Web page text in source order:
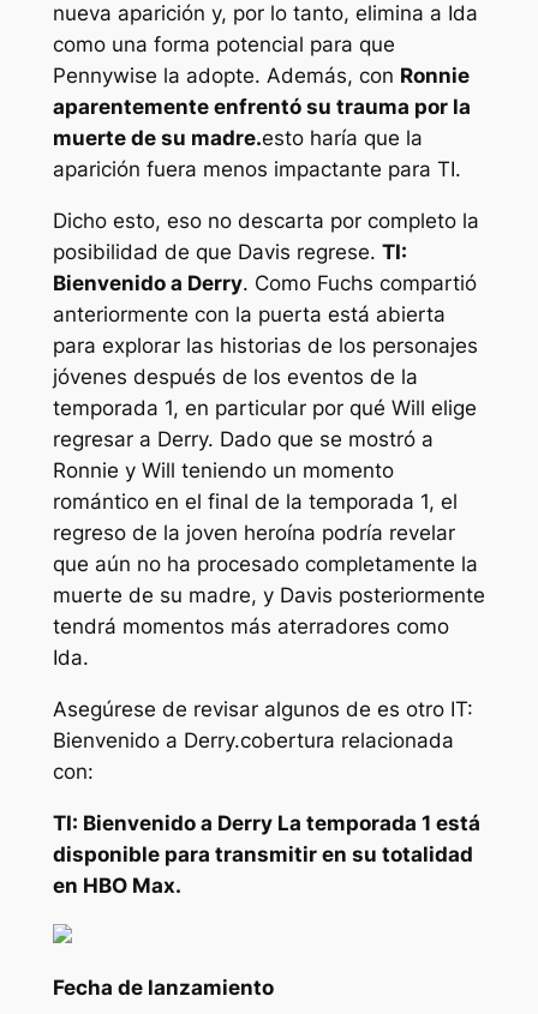
nueva aparición y, por lo tanto, elimina a Ida
como una forma potencial para que
Pennywise la adopte. Además, con Ronnie
aparentemente enfrentó su trauma por la
muerte de su madre.esto haría que la
aparición fuera menos impactante para TI.
Dicho esto, eso no descarta por completo la
posibilidad de que Davis regrese. TI:
Bienvenido a Derry. Como Fuchs compartió
anteriormente con la puerta está abierta
para explorar las historias de los personajes
jóvenes después de los eventos de la
temporada 1, en particular por qué Will elige
regresar a Derry. Dado que se mostró a
Ronnie y Will teniendo un momento
romántico en el final de la temporada 1, el
regreso de la joven heroína podría revelar
que aún no ha procesado completamente la
muerte de su madre, y Davis posteriormente
tendrá momentos más aterradores como
Ida.
Asegúrese de revisar algunos de es otro IT:
Bienvenido a Derry.cobertura relacionada
con:
TI: Bienvenido a Derry La temporada 1 está
disponible para transmitir en su totalidad
en HBO Max.
Fecha de lanzamiento